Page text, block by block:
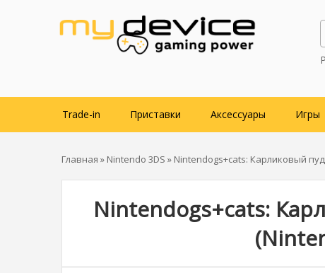
Trade-in Приставки Аксессуары Игры
Главная » Nintendo 3DS » Nintendogs+cats: Карликовый
Nintendogs+cats: